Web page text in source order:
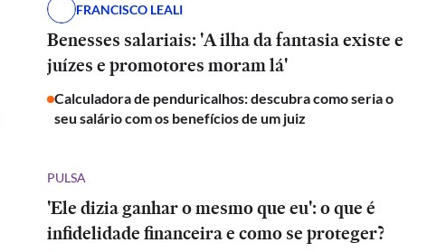
FRANCISCO LEALI
Benesses salariais: 'A ilha da fantasia existe e
juízes e promotores moram lá'
Calculadora de penduricalhos: descubra como seria o
seu salário com os benefícios de um juiz
PULSA
'Ele dizia ganhar o mesmo que eu': o que é
infidelidade financeira e como se proteger?